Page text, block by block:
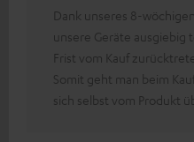
Dank unseres 8-
unsere Geräte ausgiebig
Frist vom Kauf
Somit geht man beim
sich selbst vom Produkt